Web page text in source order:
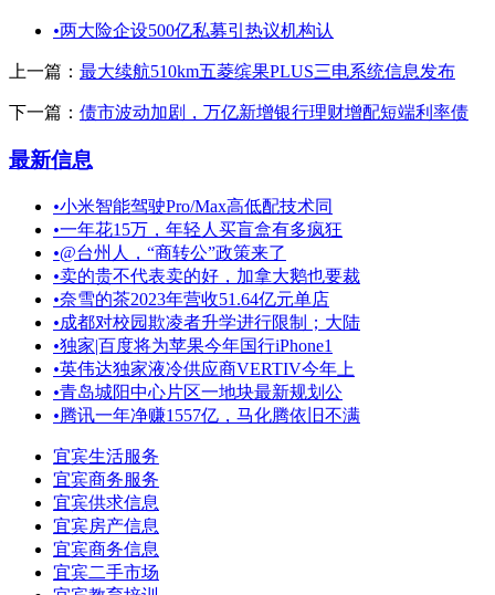
•两大险企设500亿私募引热议机构认
上一篇： 最大续航510km五菱缤果PLUS三电系统信息发布
下一篇： 债市波动加剧，万亿新增银行理财增配短端利率债
最新信息
•小米智能驾驶Pro/Max高低配技术同
•一年花15万，年轻人买盲盒有多疯狂
•@台州人，“商转公”政策来了
•卖的贵不代表卖的好，加拿大鹅也要裁
•奈雪的茶2023年营收51.64亿元单店
•成都对校园欺凌者升学进行限制；大陆
•独家|百度将为苹果今年国行iPhone1
•英伟达独家液冷供应商VERTIV今年上
•青岛城阳中心片区一地块最新规划公
•腾讯一年净赚1557亿，马化腾依旧不满
宜宾生活服务
宜宾商务服务
宜宾供求信息
宜宾房产信息
宜宾商务信息
宜宾二手市场